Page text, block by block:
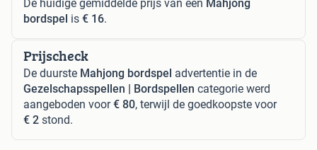
De huidige gemiddelde prijs van een Mahjong
bordspel is € 16.
Prijscheck
De duurste Mahjong bordspel advertentie in de
Gezelschapsspellen | Bordspellen categorie werd
aangeboden voor€ 80, terwijl de goedkoopste voor
€ 2 stond.